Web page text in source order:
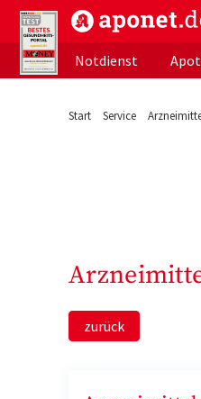
aponet.de - Das
Notdienst
Start Service
zurück